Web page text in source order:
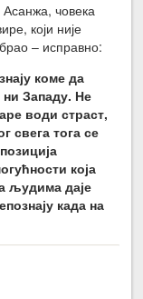
човека
који није
– исправно:
коме да
ни Западу. Не
води страст,
свега тога се
која
људима даје
када на